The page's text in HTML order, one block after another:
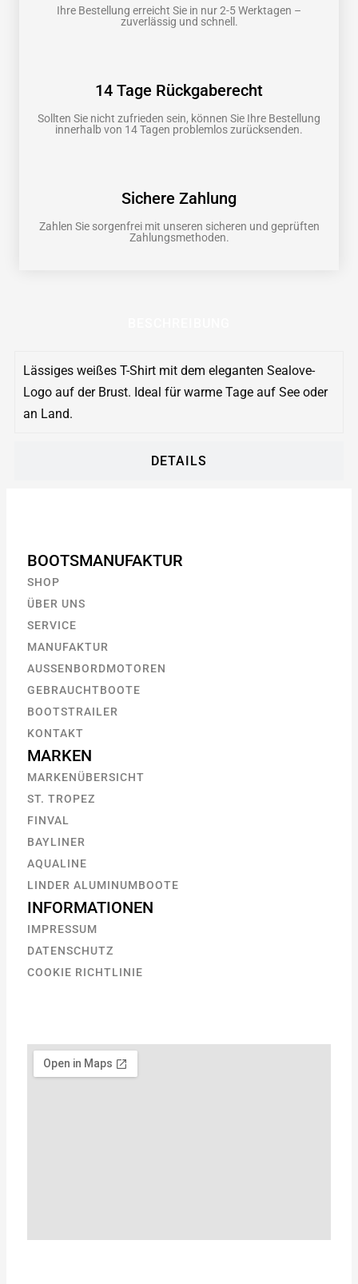
Ihre Bestellung erreicht Sie in nur 2-5 Werktagen –
zuverlässig und schnell.
14 Tage Rückgaberecht
Sollten Sie nicht zufrieden sein, können Sie Ihre Bestellung
innerhalb von 14 Tagen problemlos zurücksenden.
Sichere Zahlung
Zahlen Sie sorgenfrei mit unseren sicheren und geprüften
Zahlungsmethoden.
DETAILS
Lässiges weißes T-Shirt mit dem eleganten Sealove-
Logo auf der Brust. Ideal für warme Tage auf See oder
an Land.
BOOTSMANUFAKTUR
SHOP
ÜBER UNS
SERVICE
MANUFAKTUR
AUSSENBORDMOTOREN
GEBRAUCHTBOOTE
BOOTSTRAILER
KONTAKT
MARKEN
MARKENÜBERSICHT
ST. TROPEZ
FINVAL
BAYLINER
AQUALINE
LINDER ALUMINUMBOOTE
INFORMATIONEN
IMPRESSUM
DATENSCHUTZ
COOKIE RICHTLINIE